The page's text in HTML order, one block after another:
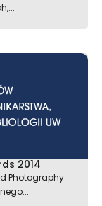
2014
Photography